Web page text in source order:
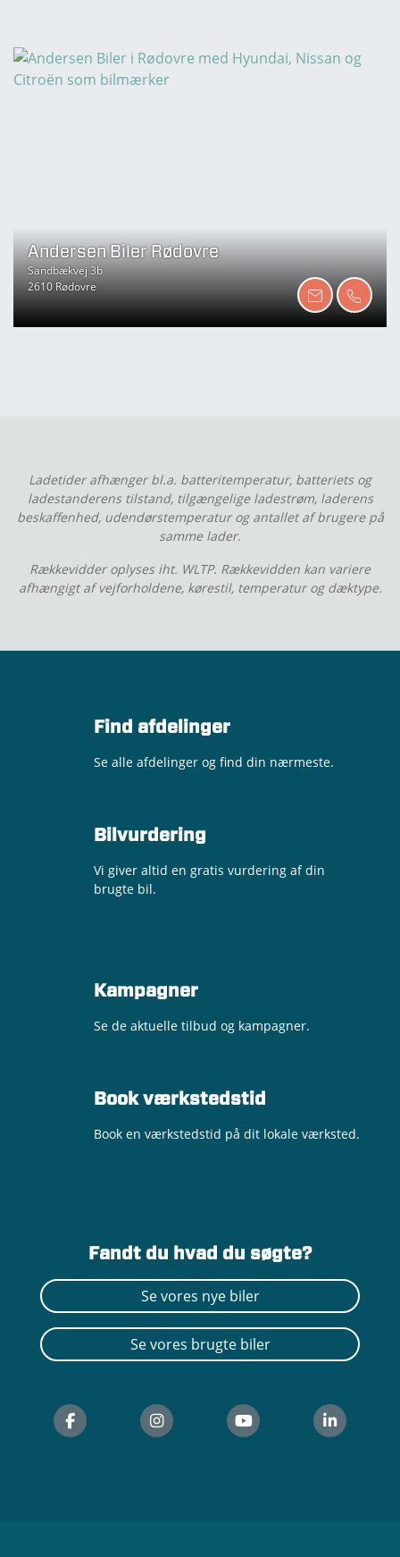
Andersen Biler Rødovre
Sandbækvej 3b
2610 Rødovre
Ladetider afhænger bl.a. batteritemperatur, batteriets og
ladestanderens tilstand, tilgængelige ladestrøm, laderens
beskaffenhed, udendørstemperatur og antallet af brugere på
samme lader.
Rækkevidder oplyses iht. WLTP. Rækkevidden kan variere
afhængigt af vejforholdene, kørestil, temperatur og dæktype.
Find afdelinger
Se alle afdelinger og find din nærmeste.
Bilvurdering
Vi giver altid en gratis vurdering af din
brugte bil.
Kampagner
Se de aktuelle tilbud og kampagner.
Book værkstedstid
Book en værkstedstid på dit lokale værksted.
Fandt du hvad du søgte?
Se vores nye biler
Se vores brugte biler